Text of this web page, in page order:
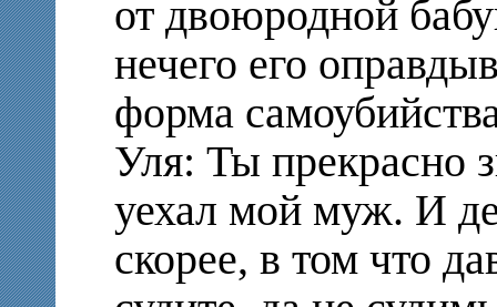
от двоюродной
нечего его
форма
Уля: Ты прекрасно
уехал мой муж. И
скорее, в том что